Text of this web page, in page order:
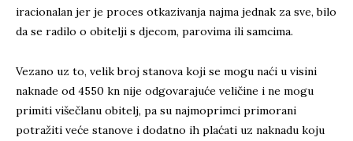
iracionalan jer je proces otkazivanja najma jednak za sve, bilo
da se radilo o obitelji s djecom, parovima ili samcima.
Vezano uz to, velik broj stanova koji se mogu naći u visini
naknade od 4550 kn nije odgovarajuće veličine i ne mogu
primiti višečlanu obitelj, pa su najmoprimci primorani
potražiti veće stanove i dodatno ih plaćati uz naknadu koju